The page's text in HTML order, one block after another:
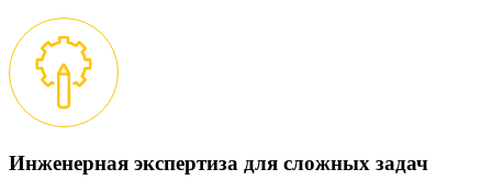
Инженерная экспертиза для сложных задач